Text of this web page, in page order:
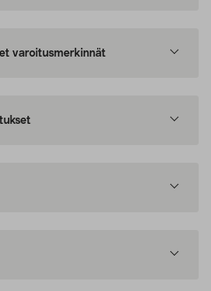
varoitusmerkinnät